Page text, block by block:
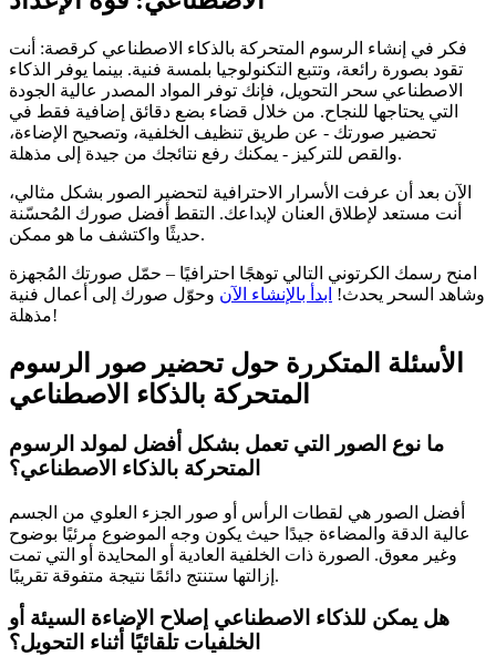
فكر في إنشاء الرسوم المتحركة بالذكاء الاصطناعي كرقصة: أنت
تقود بصورة رائعة، وتتبع التكنولوجيا بلمسة فنية. بينما يوفر الذكاء
الاصطناعي سحر التحويل، فإنك توفر المواد المصدر عالية الجودة
التي يحتاجها للنجاح. من خلال قضاء بضع دقائق إضافية فقط في
تحضير صورتك - عن طريق تنظيف الخلفية، وتصحيح الإضاءة،
والقص للتركيز - يمكنك رفع نتائجك من جيدة إلى مذهلة.
الآن بعد أن عرفت الأسرار الاحترافية لتحضير الصور بشكل مثالي،
أنت مستعد لإطلاق العنان لإبداعك. التقط أفضل صورك المُحسّنة
حديثًا واكتشف ما هو ممكن.
امنح رسمك الكرتوني التالي توهجًا احترافيًا – حمّل صورتك المُجهزة
وشاهد السحر يحدث! ابدأ بالإنشاء الآن وحوّل صورك إلى أعمال فنية
مذهلة!
الأسئلة المتكررة حول تحضير صور الرسوم
المتحركة بالذكاء الاصطناعي
ما نوع الصور التي تعمل بشكل أفضل لمولد الرسوم
المتحركة بالذكاء الاصطناعي؟
أفضل الصور هي لقطات الرأس أو صور الجزء العلوي من الجسم
عالية الدقة والمضاءة جيدًا حيث يكون وجه الموضوع مرئيًا بوضوح
وغير معوق. الصورة ذات الخلفية العادية أو المحايدة أو التي تمت
إزالتها ستنتج دائمًا نتيجة متفوقة تقريبًا.
هل يمكن للذكاء الاصطناعي إصلاح الإضاءة السيئة أو
الخلفيات تلقائيًا أثناء التحويل؟